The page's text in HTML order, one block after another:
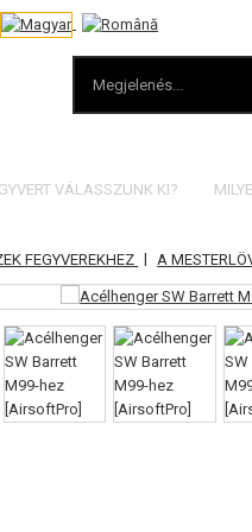
VÁLASSZUNK KI?
FEGYVEREKHEZ | A